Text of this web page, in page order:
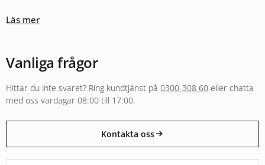
konvertering
för bättre färgtemperatur och räckvidd. För längre
sträckor i mörker fyller
funktion än vad originalljuset klarar, både i räckvidd och i ljusbild.
Arbetsbelysning och varningsljus följer separata regelverk och är
till varningsljus på utryckningsfordon.
E-godkänt för väg eller byggt för annan användning
Läs mer
Vanliga frågor
Hittar du inte svaret? Ring kundtjänst på 0300-308 60 eller chatta
med oss vardagar 08:00 till 17:00.
Kontakta oss